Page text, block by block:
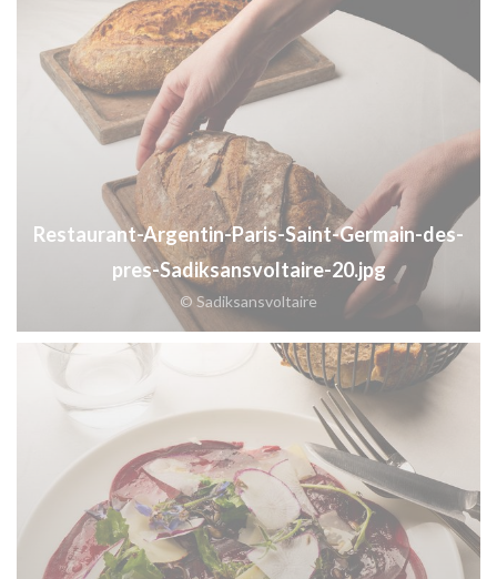
Restaurant-Argentin-Paris-Saint-Germain-des-
pres-Sadiksansvoltaire-20.jpg
© Sadiksansvoltaire